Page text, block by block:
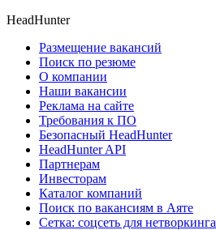
HeadHunter
Размещение вакансий
Поиск по резюме
О компании
Наши вакансии
Реклама на сайте
Требования к ПО
Безопасный HeadHunter
HeadHunter API
Партнерам
Инвесторам
Каталог компаний
Поиск по вакансиям в Аяте
Сетка: соцсеть для нетворкинга